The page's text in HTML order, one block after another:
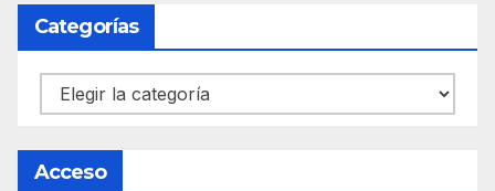
Categorías
Categorías
Acceso